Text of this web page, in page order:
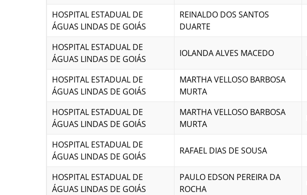
HOSPITAL ESTADUAL DE
ÁGUAS LINDAS DE GOIÁS
REINALDO DOS SANTOS
DUARTE
HOSPITAL ESTADUAL DE
ÁGUAS LINDAS DE GOIÁS
IOLANDA ALVES MACEDO
HOSPITAL ESTADUAL DE
ÁGUAS LINDAS DE GOIÁS
MARTHA VELLOSO BARBOSA
MURTA
HOSPITAL ESTADUAL DE
ÁGUAS LINDAS DE GOIÁS
MARTHA VELLOSO BARBOSA
MURTA
HOSPITAL ESTADUAL DE
ÁGUAS LINDAS DE GOIÁS
RAFAEL DIAS DE SOUSA
HOSPITAL ESTADUAL DE
ÁGUAS LINDAS DE GOIÁS
PAULO EDSON PEREIRA DA
ROCHA